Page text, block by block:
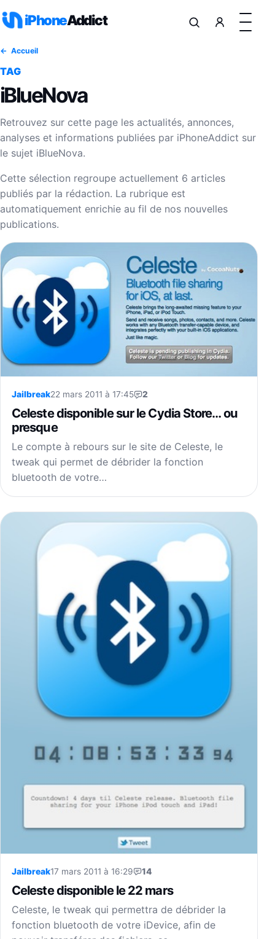
iPhoneAddict
Accueil
TAG
iBlueNova
Retrouvez sur cette page les actualités, annonces,
analyses et informations publiées par iPhoneAddict sur
le sujet iBlueNova.
Cette sélection regroupe actuellement 6 articles
publiés par la rédaction. La rubrique est
automatiquement enrichie au fil de nos nouvelles
publications.
Jailbreak22 mars 2011 à 17:45 2
Celeste disponible sur le Cydia Store… ou
presque
Le compte à rebours sur le site de Celeste, le
tweak qui permet de débrider la fonction
bluetooth de votre…
Jailbreak17 mars 2011 à 16:29 14
Celeste disponible le 22 mars
Celeste, le tweak qui permettra de débrider la
fonction bluetooth de votre iDevice, afin de